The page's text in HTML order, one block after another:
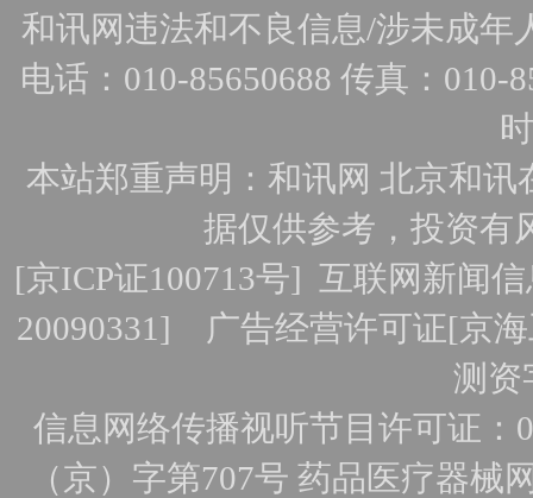
和讯网违法和不良信息/涉未成年
电话：010-85650688 传真：010-
本站郑重声明：和讯网 北京和
据仅供参考，投资有
[京ICP证100713号]互联网新闻
20090331] 广告经营许可证[京
测资
信息网络传播视听节目许可证：
（京）字第707号 药品医疗器械